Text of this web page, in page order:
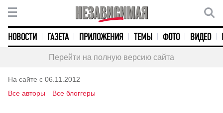
НОВОСТИ ГАЗЕТА ПРИЛОЖЕНИЯ ТЕМЫ ФОТО ВИДЕО
Перейти на полную версию сайта
На сайте с 06.11.2012
Все авторы
Все блоггеры